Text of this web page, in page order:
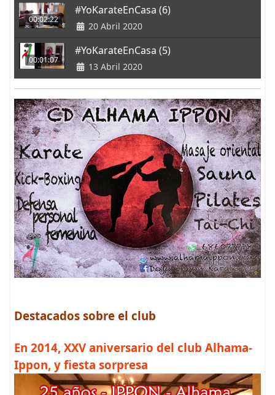
00:02:22
#YoKarateEnCasa (6)
20 Abril 2020
00:01:07
#YoKarateEnCasa (5)
13 Abril 2020
Destacados sobre el club
En 2014, XXV aniversario del club Alhama-
Ippon, y fiesta sorpresa